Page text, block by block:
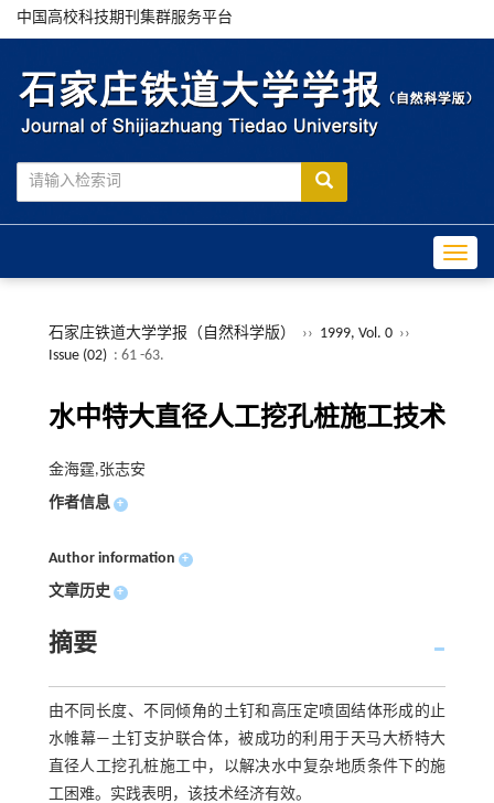
中国高校科技期刊集群服务平台
石家庄铁道大学学报（自然科学版） ›› 1999, Vol. 0 ››
Issue (02) : 61 -63.
水中特大直径人工挖孔桩施工技术
金海霆,张志安
作者信息 +
Author information +
文章历史 +
摘要
由不同长度、不同倾角的土钉和高压定喷固结体形成的止
水帷幕—土钉支护联合体，被成功的利用于天马大桥特大
直径人工挖孔桩施工中，以解决水中复杂地质条件下的施
工困难。实践表明，该技术经济有效。